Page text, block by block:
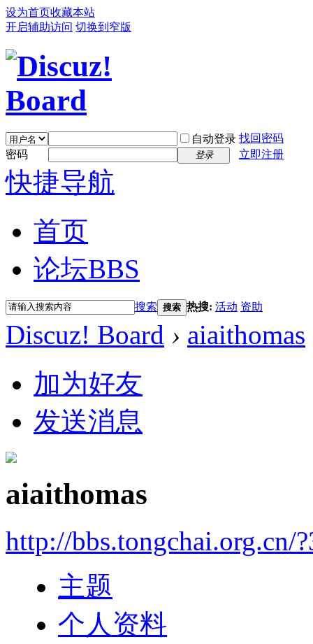
设为首页收藏本站
开启辅助访问 切换到窄版
自动登录 找回密码
密码
登录 立即注册
快捷导航
首页
论坛BBS
搜索 搜索 热搜: 活动 资助
Discuz! Board › aiaithomas
加为好友
发送消息
aiaithomas
http://bbs.tongchai.org.cn/
主题
个人资料